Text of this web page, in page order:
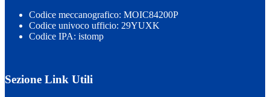
Codice meccanografico: MOIC84200P
Codice univoco ufficio: 29YUXK
Codice IPA: istomp
Sezione Link Utili